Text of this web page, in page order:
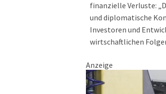
finanzielle Verluste:
und diplomatische
Investoren und
wirtschaftlichen
Anzeige